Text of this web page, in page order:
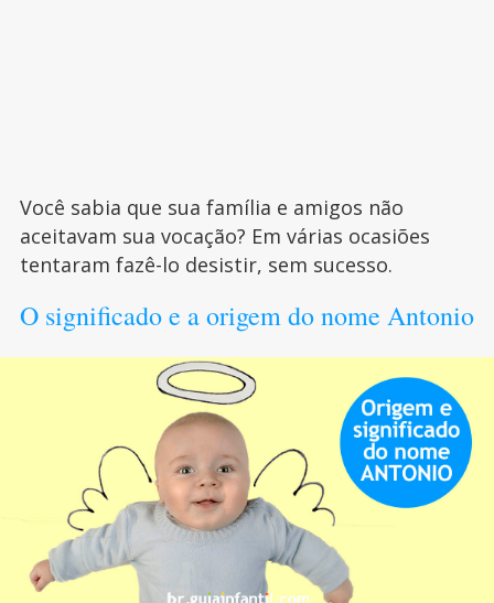
Você sabia que sua família e amigos não
aceitavam sua vocação? Em várias ocasiões
tentaram fazê-lo desistir, sem sucesso.
O significado e a origem do nome Antonio